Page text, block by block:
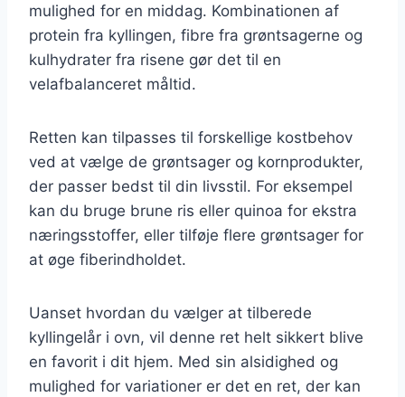
mulighed for en middag. Kombinationen af
protein fra kyllingen, fibre fra grøntsagerne og
kulhydrater fra risene gør det til en
velafbalanceret måltid.
Retten kan tilpasses til forskellige kostbehov
ved at vælge de grøntsager og kornprodukter,
der passer bedst til din livsstil. For eksempel
kan du bruge brune ris eller quinoa for ekstra
næringsstoffer, eller tilføje flere grøntsager for
at øge fiberindholdet.
Uanset hvordan du vælger at tilberede
kyllingelår i ovn, vil denne ret helt sikkert blive
en favorit i dit hjem. Med sin alsidighed og
mulighed for variationer er det en ret, der kan